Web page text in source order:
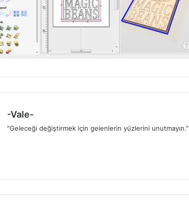
-Vale-
"Geleceği değiştirmek için gelenlerin yüzlerini unutmayın."